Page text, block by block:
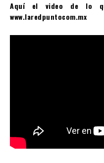
Aquí el video de lo
www.laredpuntocom.mx